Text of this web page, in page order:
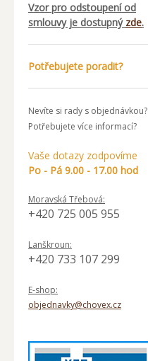
Vzor pro odstoupení od
smlouvy je dostupný zde.
Potřebujete poradit?
Nevíte si rady s objednávkou?
Potřebujete více informací?
Vaše dotazy zodpovíme
Po - Pá 9.00 - 17.00 hod
Moravská Třebová:
+420 725 005 955
Lanškroun:
+420 733 107 299
E-shop:
objednavky@chovex.cz